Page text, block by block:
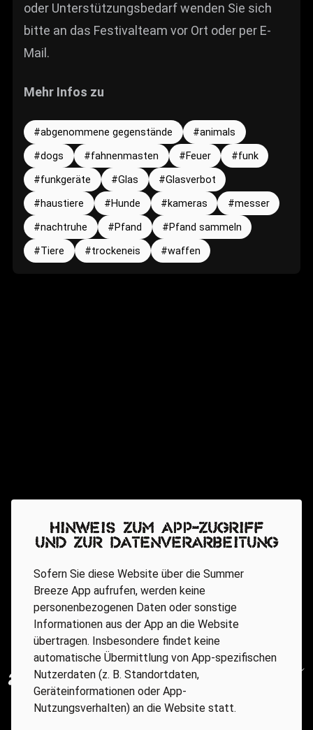
oder Unterstützungsbedarf wenden Sie sich
bitte an das Festivalteam vor Ort oder per E-
Mail.
Mehr Infos zu
abgenommene gegenstände
animals
dogs
fahnenmasten Feuer
funk
funkgeräte
Glas
Glasverbot
haustiere
Hunde kameras
messer
nachtruhe
Pfand
Pfand sammeln
Tiere
trockeneis waffen
Hinweis zum App-Zugriff
und zur Datenverarbeitung
Sofern Sie diese Website über die Summer
Breeze App aufrufen, werden keine
personenbezogenen Daten oder sonstige
Informationen aus der App an die Website
übertragen. Insbesondere findet keine
automatische Übermittlung von App-spezifischen
Nutzerdaten (z. B. Standortdaten,
Geräteinformationen oder App-
Nutzungsverhalten) an die Website statt.